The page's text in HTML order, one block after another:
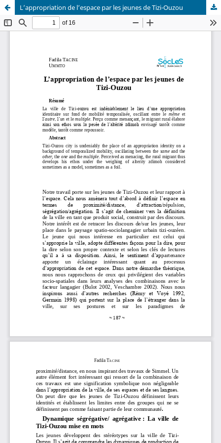
L’appropriation de l’espace par les jeunes de Tizi-Ouzou